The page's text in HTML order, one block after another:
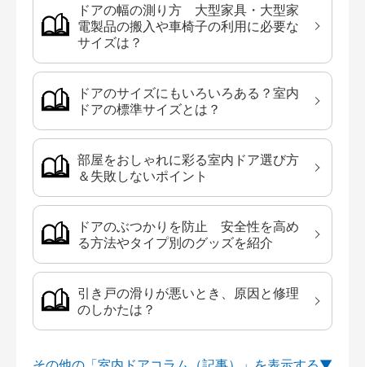
ドアの幅の測り方 大型家具・大型家
電製品の搬入や車椅子の利用に必要な
サイズは？
ドアのサイズにもいろいろある？室内
ドアの標準サイズとは？
部屋をおしゃれに彩る室内ドア選び方
＆失敗しないポイント
ドアのぶつかりを防止 安全性を高め
る方法やタイプ別のグッズを紹介
引き戸の滑りが悪いとき、原因と修理
のしかたは？